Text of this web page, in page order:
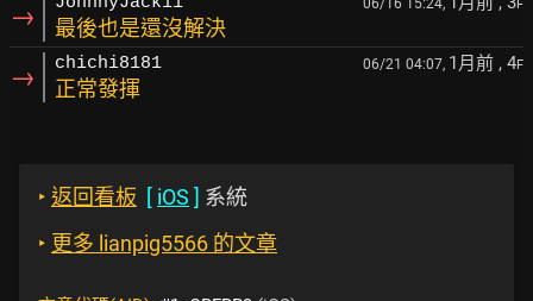
→ F
最後也是還沒解決
→ chichi8181 06/21 04:07, 1月前 , 4F
正常發揮
‣ 返回看板 [ iOS ] 系統
‣ 更多 lianpig5566 的文章